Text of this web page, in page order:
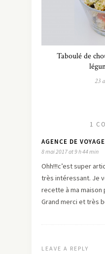
Taboulé de
23
1
AGENCE DE
8 mai 2017 at 9 h 44 min
Ohh!!!c’est super
très intéressant. Je
recette à ma maison
Grand merci et très
LEAVE A REPLY